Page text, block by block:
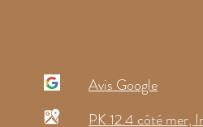
Avis Google
PK 12.4 côté mer,